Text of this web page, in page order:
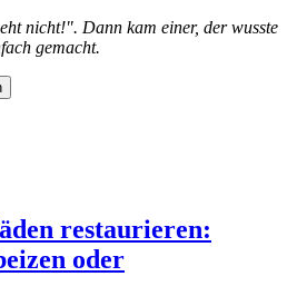
nicht!". Dann kam einer, der wusste
gemacht.
restaurieren:
oder